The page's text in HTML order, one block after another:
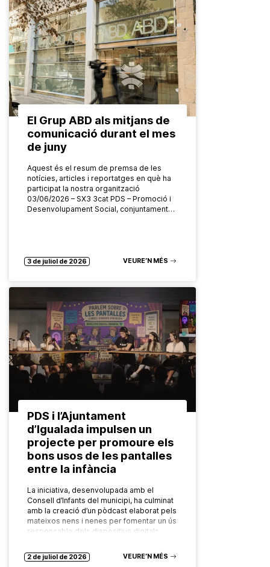
El Grup ABD als mitjans de
comunicació durant el mes
de juny
Aquest és el resum de premsa de les
notícies, articles i reportatges en què ha
participat la nostra organització
03/06/2026 – SX3 3cat PDS – Promoció i
Desenvolupament Social, conjuntament…
3 de juliol de 2026 VEURE’N MÉS
PDS i l’Ajuntament
d’Igualada impulsen un
projecte per promoure els
bons usos de les pantalles
entre la infància
La iniciativa, desenvolupada amb el
Consell d’Infants del municipi, ha culminat
amb la creació d’un pòdcast elaborat pels
mateixos nens i nenes per fomentar un ús
responsable dels dispositius digitals…
2 de juliol de 2026 VEURE’N MÉS